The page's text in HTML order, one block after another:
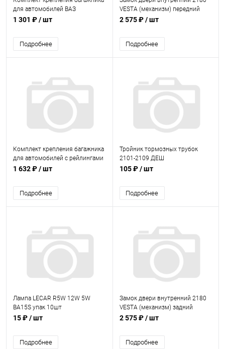
для автомобилей ВАЗ
1118,1119,2190
1 301 ₽/ шт
Подробнее
VESTA (механизм) передний
правый
2 575 ₽/ шт
Подробнее
Комплект крепления багажника
для автомобилей с рейлингами
(Логан, Сандеро)
1 632 ₽/ шт
Подробнее
Тройник тормозных трубок
2101-2109 ДЕШ
105 ₽/ шт
Подробнее
Лампа LECAR R5W 12W 5W
BA15S упак 10шт
15 ₽/ шт
Подробнее
Замок двери внутренний 2180
VESTA (механизм) задний
правый
2 575 ₽/ шт
Подробнее